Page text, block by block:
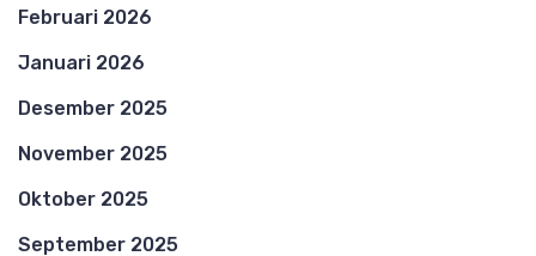
Februari 2026
Januari 2026
Desember 2025
November 2025
Oktober 2025
September 2025